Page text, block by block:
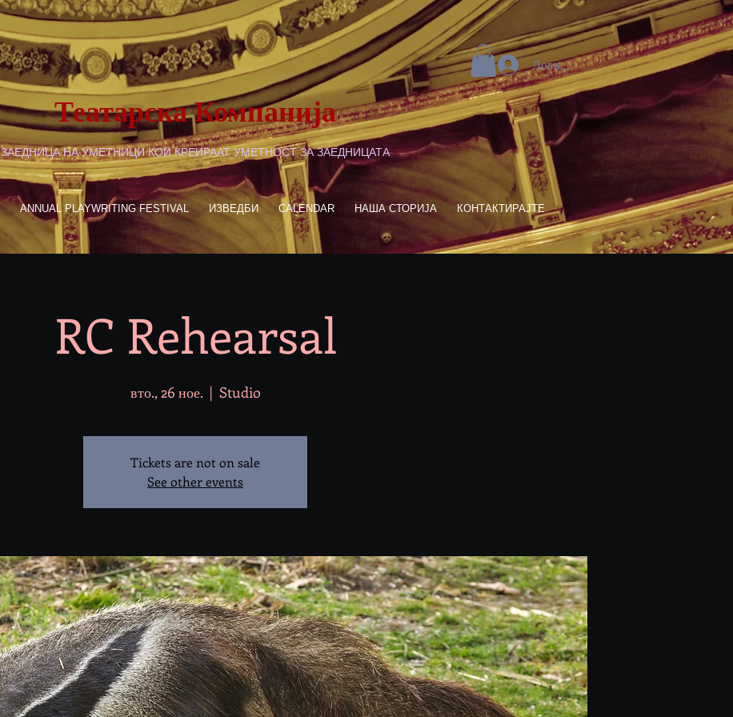
Театарска Компанија
ЗАЕДНИЦА НА УМЕТНИЦИ КОИ КРЕИРААТ УМЕТНОСТ ЗА ЗАЕДНИЦАТА
Логирај се
ANNUAL PLAYWRITING FESTIVAL ИЗВЕДБИ CALENDAR НАША СТОРИЈА КОНТАКТИРАЈТЕ
RC Rehearsal
вто., 26 ное.
  |
Studio
Tickets are not on sale
See other events